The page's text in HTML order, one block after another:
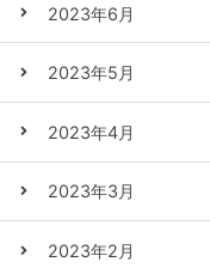
2023年6月
2023年5月
2023年4月
2023年3月
2023年2月